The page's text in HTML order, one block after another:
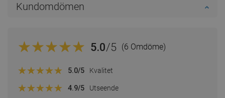
Kundomdömen
5.0/5 (6 Omdöme)
5.0/5 Kvalitet
4.9/5 Utseende